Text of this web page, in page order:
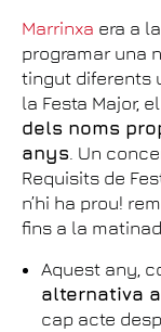
Marrinxa era a
programar una
tingut diferents
la Festa Major,
dels noms
anys. Un
Requisits de
n’hi ha prou!
fins a la
Aquest any,
alternativa
cap acte